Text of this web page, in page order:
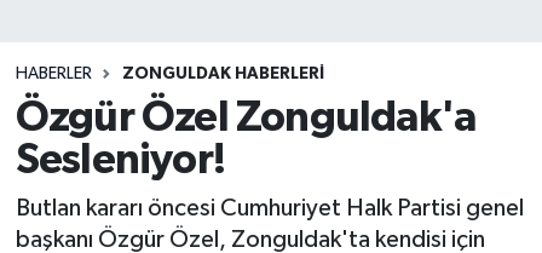
HABERLER ZONGULDAK HABERLERI
Özgür Özel Zonguldak'a
Sesleniyor!
Butlan kararı öncesi Cumhuriyet Halk Partisi genel
başkanı Özgür Özel, Zonguldak'ta kendisi için
DÜZCE
EREĞLİ
GÖKÇEBEY